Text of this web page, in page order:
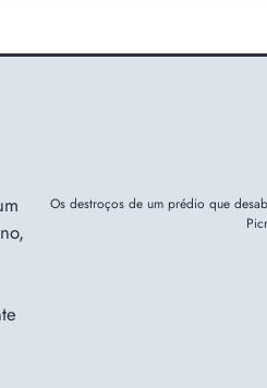
Os destroços de um prédio que